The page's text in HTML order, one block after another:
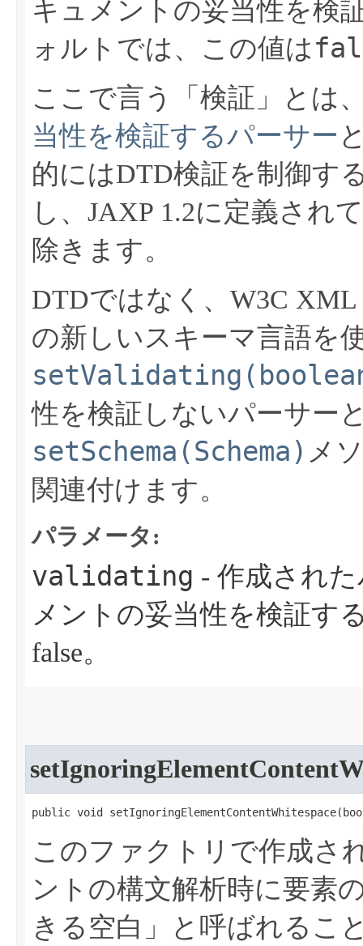
キュメントの妥当性を検
ォルトでは、この値は
ここで言う「検証」とは
当性を検証するパーサー
的にはDTD検証を制御す
し、JAXP 1.2に定義され
除きます。
DTDではなく、W3C
の新しいスキーマ言語を
性を検証しないパーサー
setSchema(Schema) メ
関連付けます。
パラメータ:
validating - 作成され
メントの妥当性を検証す
false。
public void
このファクトリで作成さ
ントの構文解析時に要素
きる空白」と呼ばれるこ